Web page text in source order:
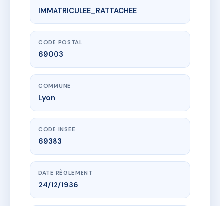
www.vme.plus/AE2795052
SDC 172 LAFAYETTE
172 crs lafayette
IMMATRICULEE_RATTACHEE
CODE POSTAL
69003
COMMUNE
Lyon
CODE INSEE
69383
DATE RÈGLEMENT
24/12/1936